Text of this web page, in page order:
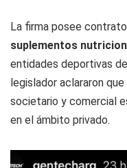
La firma posee
suplementos
entidades deportivas
legislador aclararon
societario y comercial
en el ámbito privado.